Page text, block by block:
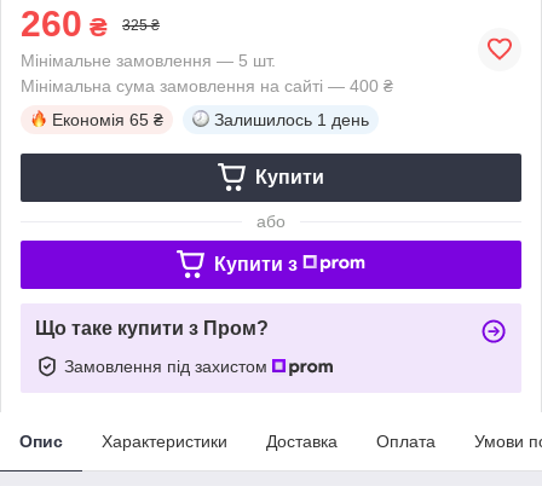
260 ₴ 325 ₴
Мінімальне замовлення — 5 шт.
Мінімальна сума замовлення на сайті — 400 ₴
Економія 65 ₴ Залишилось 1 день
Купити
або
Купити з
Що таке купити з Пром?
Замовлення під захистом
Опис Характеристики Доставка Оплата Умови